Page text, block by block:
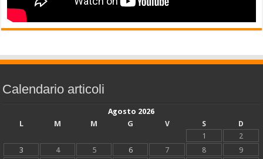
Calendario articoli
Agosto 2026
L
M M G V S
D
1
2
3
4 5 6 7 8
9